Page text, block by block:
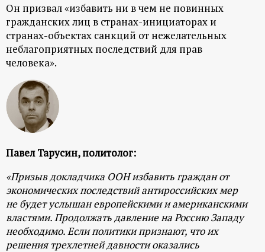
Он призвал «избавить ни в чем не повинных
гражданских лиц в странах-инициаторах и
странах-объектах санкций от нежелательных
неблагоприятных последствий для прав
человека».
Павел Тарусин, политолог:
«Призыв докладчика ООН избавить граждан от
экономических последствий антироссийских мер
не будет услышан европейскими и американскими
властями. Продолжать давление на Россию Западу
необходимо. Если политики признают, что их
решения трехлетней давности оказались